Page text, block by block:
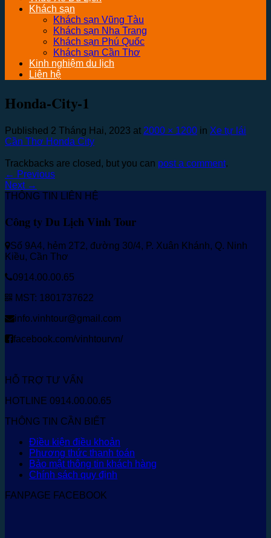
Khách sạn
Khách sạn Vũng Tàu
Khách sạn Nha Trang
Khách sạn Phú Quốc
Khách sạn Cần Thơ
Kinh nghiệm du lịch
Liên hệ
Honda-City-1
Published 2 Tháng Hai, 2023 at 2000 × 1200 in Xe tự lái
Cần Thơ Honda City
Trackbacks are closed, but you can post a comment.
← Previous
Next →
THÔNG TIN LIÊN HỆ
Công ty Du Lịch Vinh Tour
Số 9A4, hẻm 2T2, đường 30/4, P. Xuân Khánh, Q. Ninh
Kiều, Cần Thơ
0914.00.00.65
MST: 1801737622
info.vinhtour@gmail.com
facebook.com/vinhtourvn/
HỖ TRỢ TƯ VẤN
HOTLINE 0914.00.00.65
THÔNG TIN CẦN BIẾT
Điều kiện điều khoản
Phương thức thanh toán
Bảo mật thông tin khách hàng
Chính sách quy định
FANPAGE FACEBOOK